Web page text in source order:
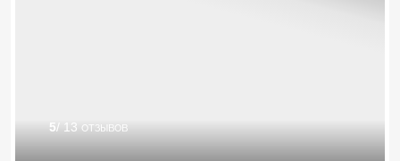
5/ 13 отзывов